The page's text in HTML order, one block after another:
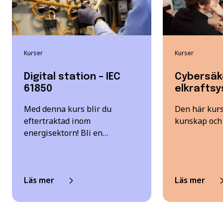
Kurser
Digital station – IEC
61850
Med denna kurs blir du
eftertraktad inom
energisektorn! Bli en…
Läs mer
Kurser
Den här
kunskap
Läs mer